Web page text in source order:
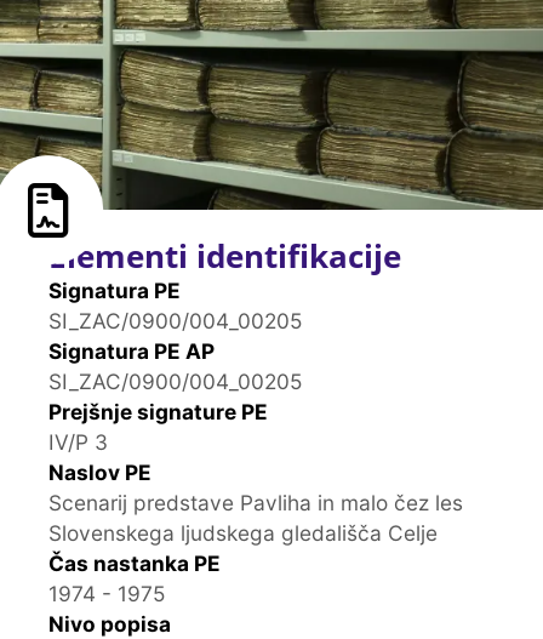
Elementi identifikacije
Signatura PE
SI_ZAC/0900/004_00205
Signatura PE AP
SI_ZAC/0900/004_00205
Prejšnje signature PE
IV/P 3
Naslov PE
Scenarij predstave Pavliha in malo čez les
Slovenskega ljudskega gledališča Celje
Čas nastanka PE
1974 - 1975
Nivo popisa